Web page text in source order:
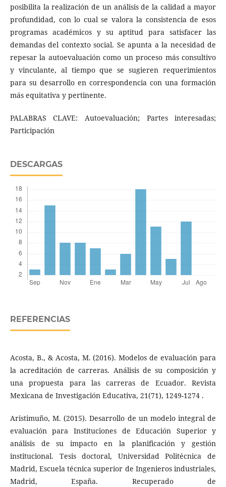
posibilita la realización de un análisis de la calidad a mayor
profundidad, con lo cual se valora la consistencia de esos
programas académicos y su aptitud para satisfacer las
demandas del contexto social. Se apunta a la necesidad de
repesar la autoevaluación como un proceso más consultivo
y vinculante, al tiempo que se sugieren requerimientos
para su desarrollo en correspondencia con una formación
más equitativa y pertinente.
PALABRAS CLAVE: Autoevaluación; Partes interesadas;
Participación
DESCARGAS
REFERENCIAS
Acosta, B., & Acosta, M. (2016). Modelos de evaluación para
la acreditación de carreras. Análisis de su composición y
una propuesta para las carreras de Ecuador. Revista
Mexicana de Investigación Educativa, 21(71), 1249-1274 .
Aristimuño, M. (2015). Desarrollo de un modelo integral de
evaluación para Instituciones de Educación Superior y
análisis de su impacto en la planificación y gestión
institucional. Tesis doctoral, Universidad Politécnica de
Madrid, Escuela técnica superior de Ingenieros industriales,
Madrid, España. Recuperado de